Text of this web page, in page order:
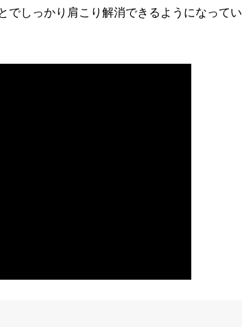
でしっかり肩こり解消できるようになってい